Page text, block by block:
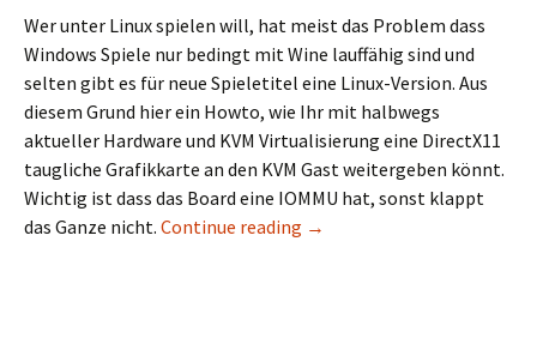
Wer unter Linux spielen will, hat meist das Problem dass
Windows Spiele nur bedingt mit Wine lauffähig sind und
selten gibt es für neue Spieletitel eine Linux-Version. Aus
diesem Grund hier ein Howto, wie Ihr mit halbwegs
aktueller Hardware und KVM Virtualisierung eine DirectX11
taugliche Grafikkarte an den KVM Gast weitergeben könnt.
Wichtig ist dass das Board eine IOMMU hat, sonst klappt
das Ganze nicht. Continue reading Windows 8.1 als Linux
→